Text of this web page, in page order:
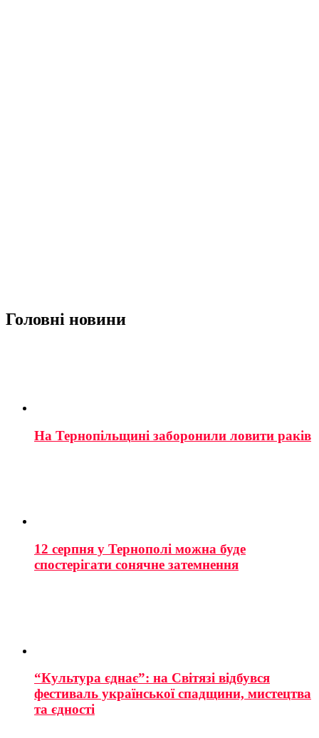
Головні новини
На Тернопільщині заборонили ловити раків
12 серпня у Тернополі можна буде
спостерігати сонячне затемнення
“Культура єднає”: на Світязі відбувся
фестиваль української спадщини, мистецтва
та єдності